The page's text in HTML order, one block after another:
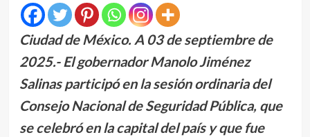
Ciudad de México. A 03 de septiembre de
2025.- El gobernador Manolo Jiménez
Salinas participó en la sesión ordinaria del
Consejo Nacional de Seguridad Pública, que
se celebró en la capital del país y que fue